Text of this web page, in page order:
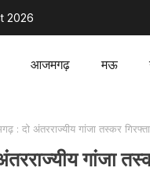
2026
आजमगढ़ मऊ
: दो अंतरराज्यीय गांजा तस्कर
गांजा